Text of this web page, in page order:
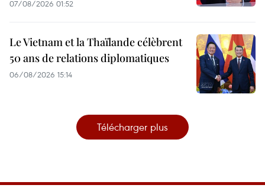
07/08/2026 01:52
Le Vietnam et la Thaïlande célèbrent
50 ans de relations diplomatiques
06/08/2026 15:14
Télécharger plus